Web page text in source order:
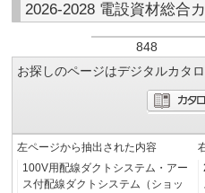
2026-2028 電設資材総合
848
お探しのページはデジタルカタ
左ページから抽出された内容
100V用配線ダクトシステム・アー
ス付配線ダクトシステム（ショッ